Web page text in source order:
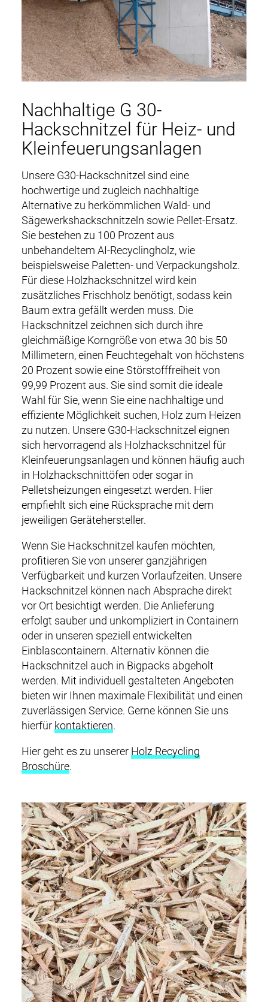
Nachhaltige G 30-
Hackschnitzel für Heiz- und
Kleinfeuerungsanlagen
Unsere G30-Hackschnitzel sind eine
hochwertige und zugleich nachhaltige
Alternative zu herkömmlichen Wald- und
Sägewerkshackschnitzeln sowie Pellet-Ersatz.
Sie bestehen zu 100 Prozent aus
unbehandeltem AI-Recyclingholz, wie
beispielsweise Paletten- und Verpackungsholz.
Für diese Holzhackschnitzel wird kein
zusätzliches Frischholz benötigt, sodass kein
Baum extra gefällt werden muss. Die
Hackschnitzel zeichnen sich durch ihre
gleichmäßige Korngröße von etwa 30 bis 50
Millimetern, einen Feuchtegehalt von höchstens
20 Prozent sowie eine Störstofffreiheit von
99,99 Prozent aus. Sie sind somit die ideale
Wahl für Sie, wenn Sie eine nachhaltige und
effiziente Möglichkeit suchen, Holz zum Heizen
zu nutzen. Unsere G30-Hackschnitzel eignen
sich hervorragend als Holzhackschnitzel für
Kleinfeuerungsanlagen und können häufig auch
in Holzhackschnittöfen oder sogar in
Pelletsheizungen eingesetzt werden. Hier
empfiehlt sich eine Rücksprache mit dem
jeweiligen Gerätehersteller.
Wenn Sie Hackschnitzel kaufen möchten,
profitieren Sie von unserer ganzjährigen
Verfügbarkeit und kurzen Vorlaufzeiten. Unsere
Hackschnitzel können nach Absprache direkt
vor Ort besichtigt werden. Die Anlieferung
erfolgt sauber und unkompliziert in Containern
oder in unseren speziell entwickelten
Einblascontainern. Alternativ können die
Hackschnitzel auch in Bigpacks abgeholt
werden. Mit individuell gestalteten Angeboten
bieten wir Ihnen maximale Flexibilität und einen
zuverlässigen Service. Gerne können Sie uns
hierfür kontaktieren.
Hier geht es zu unserer Holz Recycling
Broschüre.